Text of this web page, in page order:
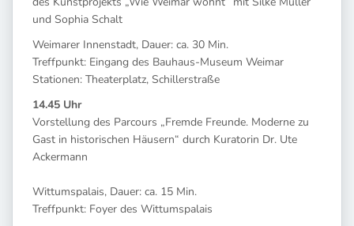
und Sophia Schalt
Weimarer Innenstadt, Dauer: ca. 30 Min.
Treffpunkt: Eingang des Bauhaus-Museum Weimar
Stationen: Theaterplatz, Schillerstraße
14.45 Uhr
Vorstellung des Parcours „Fremde Freunde. Moderne zu
Gast in historischen Häusern“ durch Kuratorin Dr. Ute
Ackermann
Wittumspalais, Dauer: ca. 15 Min.
Treffpunkt: Foyer des Wittumspalais